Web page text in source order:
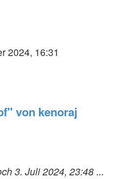
2024, 16:31
von kenoraj
3. Juli 2024, 23:48 ...